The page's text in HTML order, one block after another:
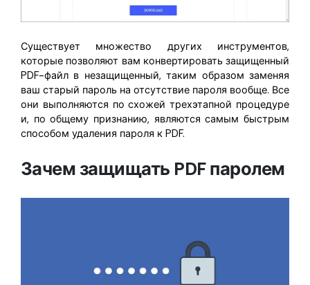
Существует множество других инструментов,
которые позволяют вам конвертировать защищенный
PDF-файл в незащищенный, таким образом заменяя
ваш старый пароль на отсутствие пароля вообще. Все
они выполняются по схожей трехэтапной процедуре
и, по общему признанию, являются самым быстрым
способом удаления пароля к PDF.
Зачем защищать PDF паролем